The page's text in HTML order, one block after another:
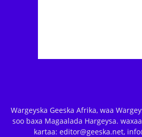
Wargeyska Geeska Afrika, waa
soo baxa Magaalada Hargeysa.
kartaa: editor@geeska.net,